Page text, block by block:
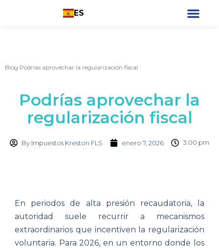
ES
Blog Podrías aprovechar la regularización fiscal
Podrías aprovechar la
regularización fiscal
By Impuestos Kreston FLS enero 7, 2026 3:00 pm
En periodos de alta presión recaudatoria, la
autoridad suele recurrir a mecanismos
extraordinarios que incentiven la regularización
voluntaria. Para 2026, en un entorno donde los